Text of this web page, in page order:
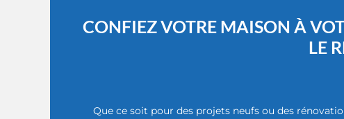
CONFIEZ VOTRE MAISON À
LE
Que ce soit pour des projets neufs ou des